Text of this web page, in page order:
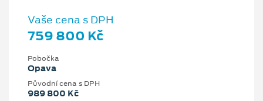
Vaše cena s DPH
759 800 Kč
Pobočka
Opava
Původní cena s DPH
989 800 Kč